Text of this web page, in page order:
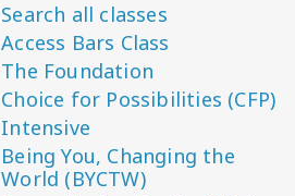
Search all classes
Access Bars Class
The Foundation
Choice for Possibilities (CFP)
Intensive
Being You, Changing the
World (BYCTW)